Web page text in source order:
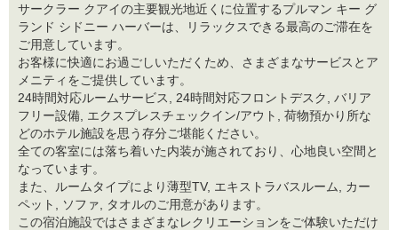
サークラー クアイの主要観光地近くに位置するプルマン キー グ
ランド シドニー ハーバーは、リラックスできる最高のご滞在を
ご用意しています。
お客様に快適にお過ごしいただくため、さまざまなサービスとア
メニティをご提供しています。
24時間対応ルームサービス, 24時間対応フロントデスク, バリア
フリー設備, エクスプレスチェックイン/アウト, 荷物預かり所な
どのホテル施設を思う存分ご堪能ください。
全ての客室には落ち着いた内装が施されており、心地良い空間と
なっています。
また、ルームタイプにより薄型TV, エキストラバスルーム, カー
ペット, ソファ, タオルのご用意があります。
この宿泊施設ではさまざまなレクリエーションをご体験いただけ